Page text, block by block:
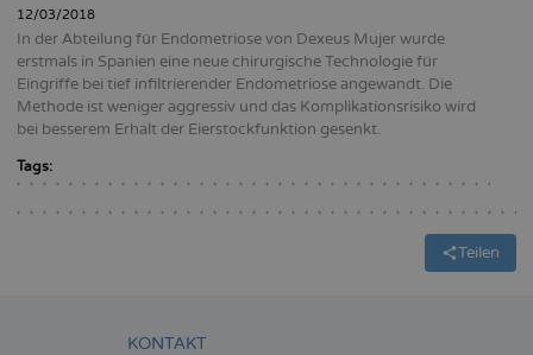
12/03/2018
In der Abteilung für Endometriose von Dexeus Mujer wurde
erstmals in Spanien eine neue chirurgische Technologie für
Eingriffe bei tief infiltrierender Endometriose angewandt. Die
Methode ist weniger aggressiv und das Komplikationsrisiko wird
bei besserem Erhalt der Eierstockfunktion gesenkt.
Tags:
Teilen
KONTAKT